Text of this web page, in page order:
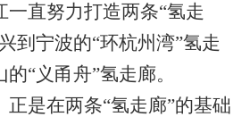
直努力打造两条“氢走
到宁波的“环杭州湾”氢走
“义甬舟”氢走廊。
是在两条“氢走廊”的基础